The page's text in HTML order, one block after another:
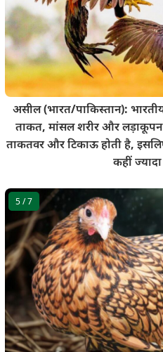
असील (भारत/पाकिस्तान):
ताकत, मांसल शरीर और लड़ाकूपन
ताकतवर और टिकाऊ होती है,
कहीं
5/ 7